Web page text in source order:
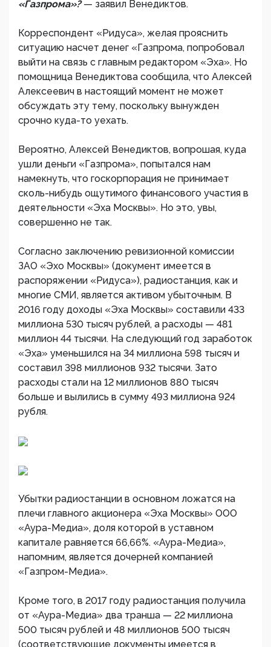
«Газпрома»?— заявил Венедиктов.
Корреспондент «Ридуса», желая прояснить
ситуацию насчет денег «Газпрома, попробовал
выйти на связь с главным редактором «Эха». Но
помощница Венедиктова сообщила, что Алексей
Алексеевич в настоящий момент не может
обсуждать эту тему, поскольку вынужден
срочно куда-то уехать.
Вероятно, Алексей Венедиктов, вопрошая, куда
ушли деньги «Газпрома», попытался нам
намекнуть, что госкорпорация не принимает
сколь-нибудь ощутимого финансового участия в
деятельности «Эха Москвы». Но это, увы,
совершенно не так.
Согласно заключению ревизионной комиссии
ЗАО «Эхо Москвы» (документ имеется в
распоряжении «Ридуса»), радиостанция, как и
многие СМИ, является активом убыточным. В
2016 году доходы «Эха Москвы» составили 433
миллиона 530 тысяч рублей, а расходы — 481
миллион 44 тысячи. На следующий год заработок
«Эха» уменьшился на 34 миллиона 598 тысяч и
составил 398 миллионов 932 тысячи. Зато
расходы стали на 12 миллионов 880 тысяч
больше и вылились в сумму 493 миллиона 924
рубля.
Убытки радиостанции в основном ложатся на
плечи главного акционера «Эха Москвы» ООО
«Аура-Медиа», доля которой в уставном
капитале равняется 66,66%. «Аура-Медиа»,
напомним, является дочерней компанией
«Газпром-Медиа».
Кроме того, в 2017 году радиостанция получила
от «Аура-Медиа» два транша — 22 миллиона
500 тысяч рублей и 48 миллионов 500 тысяч
(соответствующие документы имеется в